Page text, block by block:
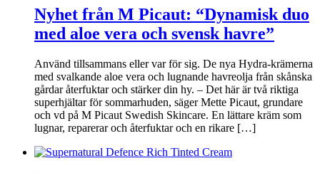
Nyhet från M Picaut: “Dynamisk duo
med aloe vera och svensk havre”
Använd tillsammans eller var för sig. De nya Hydra-krämerna
med svalkande aloe vera och lugnande havreolja från skånska
gårdar återfuktar och stärker din hy. – Det här är två riktiga
superhjältar för sommarhuden, säger Mette Picaut, grundare
och vd på M Picaut Swedish Skincare. En lättare kräm som
lugnar, reparerar och återfuktar och en rikare […]